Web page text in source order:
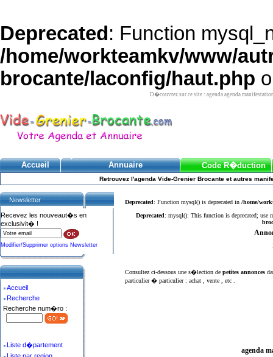
Deprecated : Function
/home/workteamkv/www/
brocante/laconfig/haut.php
D�couvrez sur ce site : agenda agenda
Accueil Annuaire Code R�duction
Retrouvez l'agenda Vide-Grenier Brocante et autres
Deprecated: Function mysql() is deprecated in /home/
Deprecated: mysql(): This function is deprecated; use
Consultez ci-dessous une s�lection de petites annonces
particulier � particulier : achat , vente , etc .
agenda
Newsletter
Recevez les nouveaut�s en
exclusivit� !
Modifier/Supprimer options Newsletter
Accueil
Recherche
Recherche num�ro :
Liste d�partement